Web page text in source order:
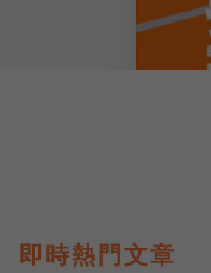
即時熱門文章